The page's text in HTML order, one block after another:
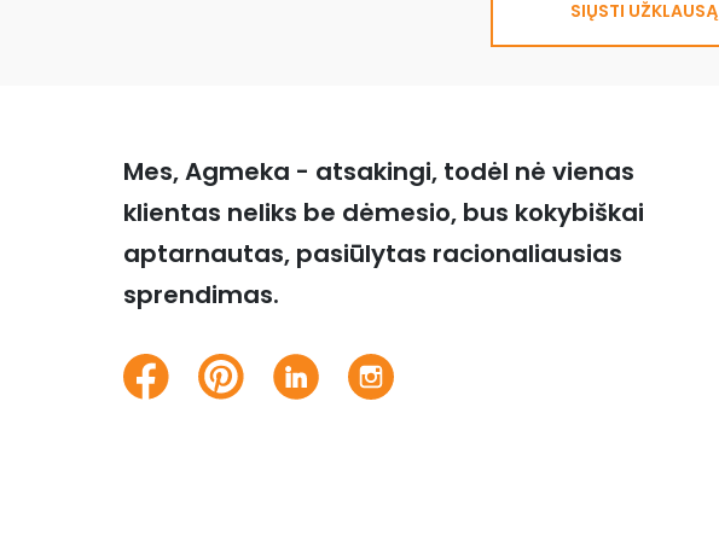
SIŲSTI UŽKLAUSĄ
Mes, Agmeka - atsakingi, todėl nė vienas
klientas neliks be dėmesio, bus kokybiškai
aptarnautas, pasiūlytas racionaliausias
sprendimas.